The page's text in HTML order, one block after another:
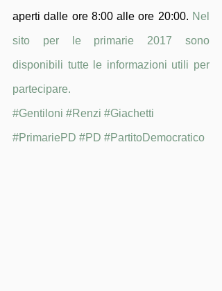
aperti dalle ore 8:00 alle ore 20:00. Nel
sito per le primarie 2017 sono
disponibili tutte le informazioni utili per
partecipare.
#Gentiloni #Renzi #Giachetti
#PrimariePD #PD #PartitoDemocratico